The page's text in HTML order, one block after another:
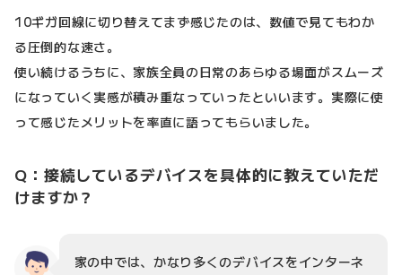
10ギガ回線に切り替えてまず感じたのは、数値で見てもわか
る圧倒的な速さ。
使い続けるうちに、家族全員の日常のあらゆる場面がスムーズ
になっていく実感が積み重なっていったといいます。実際に使
って感じたメリットを率直に語ってもらいました。
Q：接続しているデバイスを具体的に教えていただ
けますか？
家の中では、かなり多くのデバイスをインターネ